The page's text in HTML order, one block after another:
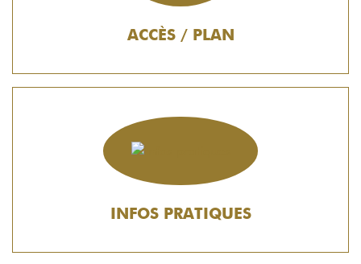
ACCÈS / PLAN
INFOS PRATIQUES